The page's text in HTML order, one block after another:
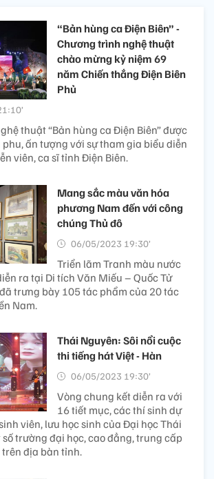
“Bản hùng ca Điện Biên” -
Chương trình nghệ thuật
chào mừng kỷ niệm 69
năm Chiến thắng Điện Biên
Phủ
thuật “Bản hùng ca Điện Biên” được
ấn tượng với sự tham gia biểu diễn
viên, ca sĩ tỉnh Điện Biên.
Mang sắc màu văn hóa
phương Nam đến với công
chúng Thủ đô
06/05/2023 19:30’
Triển lãm Tranh màu nước
ra tại Di tích Văn Miếu – Quốc Tử
trưng bày 105 tác phẩm của 20 tác
Nam.
Thái Nguyên: Sôi nổi cuộc
thi tiếng hát Việt - Hàn
06/05/2023 19:30’
Vòng chung kết diễn ra với
16 tiết mục, các thí sinh dự
viên, lưu học sinh của Đại học Thái
trường đại học, cao đẳng, trung cấp
địa bàn tỉnh.